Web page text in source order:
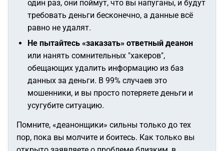
один раз, они поймут, что вы напуганы, и будут
требовать деньги бесконечно, а данные всё
равно не удалят.
Не пытайтесь «заказать» ответный деанон
или нанять сомнительных "хакеров",
обещающих удалить информацию из баз
данных за деньги. В 99% случаев это
мошенники, и вы просто потеряете деньги и
усугубите ситуацию.
Помните, «деанонщики» сильны только до тех
пор, пока вы молчите и боитесь. Как только вы